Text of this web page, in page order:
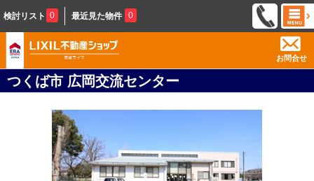
検討リスト 0 最近見た物件 0
お問合せ
つくば市 広岡交流センター